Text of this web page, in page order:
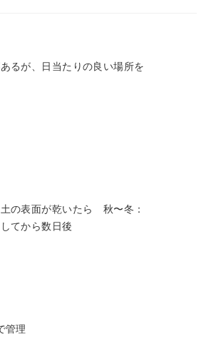
るが、日当たりの良い場所を
の表面が乾いたら 秋〜冬：
てから数日後
管理